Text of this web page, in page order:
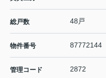
総戸数 48戸
物件番号 87772144
管理コード 2872